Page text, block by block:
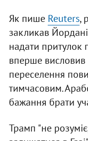
Як пише Reuters,
закликав
надати притулок
вперше
переселення
тимчасовим.
бажання брати
Трамп "не